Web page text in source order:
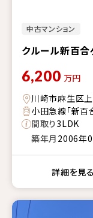
中古マンション
クルール新百合
6,200 万円
川崎市麻生区
小田急線「新
間取り3LDK
築年月 2006年
詳細を見る